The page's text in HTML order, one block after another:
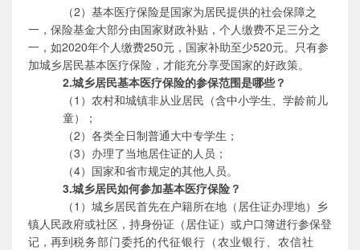
（2）基本医疗保险是国家为居民提供的社会保障之
一，保险基金大部分由国家财政补贴，个人缴费不足三分之
一，如2020年个人缴费250元，国家补助至少520元。只有参
加城乡居民基本医疗保险，才能充分享受国家的好政策。
2.城乡居民基本医疗保险的参保范围是哪些？
（1） 农村和城镇非从业居民（含中小学生、学龄前儿
童）；
（2）各类全日制普通大中专学生；
（3）办理了当地居住证的人员；
（4）国家和省市规定的其他人员。
3.城乡居民如何参加基本医疗保险？
（1）城乡居民首先在户籍所在地（居住证办理地）乡
镇人民政府或社区，持身份证（居住证）或户口簿进行参保登
记，再到税务部门委托的代征银行（农业银行、农信社